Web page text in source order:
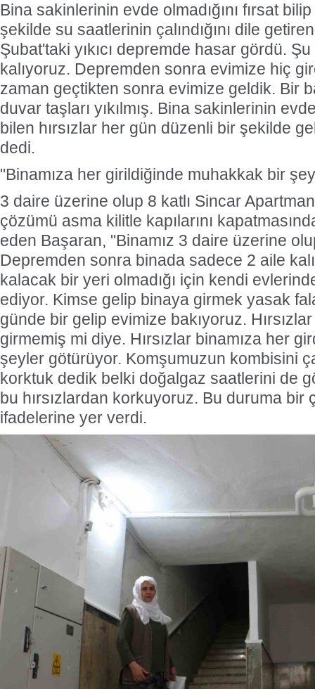
Bina sakinlerinin evde olmadığını fırsat
şekilde su saatlerinin çalındığını dile
Şubat'taki yıkıcı depremde hasar gördü.
kalıyoruz. Depremden sonra evimize hiç
zaman geçtikten sonra evimize geldik. Bir
duvar taşları yıkılmış. Bina sakinlerinin evde
bilen hırsızlar her gün düzenli bir şekilde
dedi.
"Binamıza her girildiğinde muhakkak bir
3 daire üzerine olup 8 katlı Sincar
çözümü asma kilitle kapılarını
eden Başaran, "Binamız 3 daire üzerine
Depremden sonra binada sadece 2 aile
kalacak bir yeri olmadığı için kendi
ediyor. Kimse gelip binaya girmek yasak
günde bir gelip evimize bakıyoruz.
girmemiş mi diye. Hırsızlar binamıza her
şeyler götürüyor. Komşumuzun kombisini
korktuk dedik belki doğalgaz saatlerini de
bu hırsızlardan korkuyoruz. Bu duruma bir
ifadelerine yer verdi.